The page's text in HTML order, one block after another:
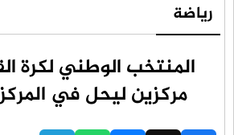
رياضة
المنتخب الوطني لكرة
مركزين ليحل في المركز 64